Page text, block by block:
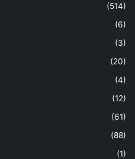
(514)
(6)
(3)
(20)
(4)
(12)
(61)
(88)
(1)